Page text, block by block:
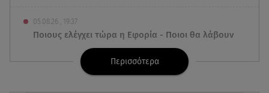
05.08.26 , 19:37
Ποιους ελέγχει τώρα η Εφορία - Ποιοι θα λάβουν
Mercedes-140 A-Class: Σε ειδική, επετειακή τιμή
Περισσότερα